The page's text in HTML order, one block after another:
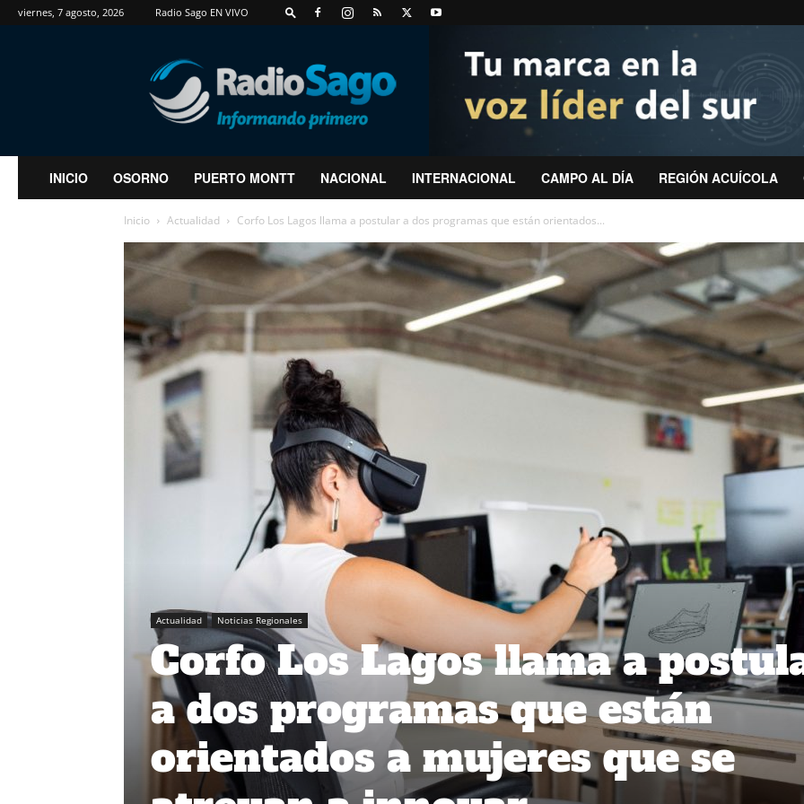
viernes, 7 agosto, 2026 Radio Sago EN VIVO
RadioSago
INICIO OSORNO PUERTO MONTT NACIONAL INTERNACIONAL CAMPO AL DÍA REGIÓN ACUÍCOLA
Inicio Actualidad Corfo Los Lagos llama a postular a dos programas que están orientados...
Actualidad Noticias Regionales
Corfo Los Lagos llama a
a dos programas que están
orientados a mujeres que se